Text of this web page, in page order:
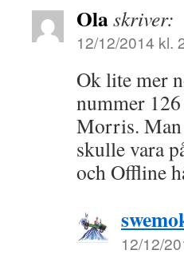
Olaskriver:
12/12/2014 kl.
Ok lite mer
nummer
Morris. Man
skulle vara
och Offline
12/12/